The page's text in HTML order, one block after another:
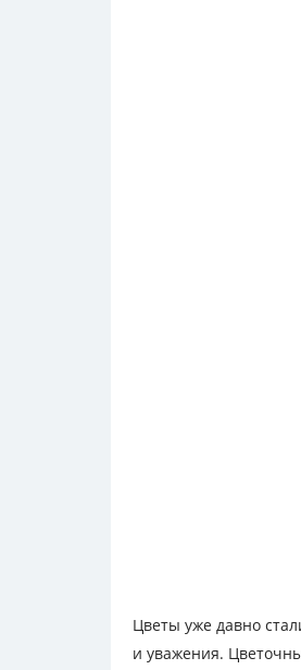
Цветы уже давно
и уважения.